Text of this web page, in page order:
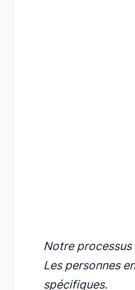
Notre
Les personnes
spécifiques.